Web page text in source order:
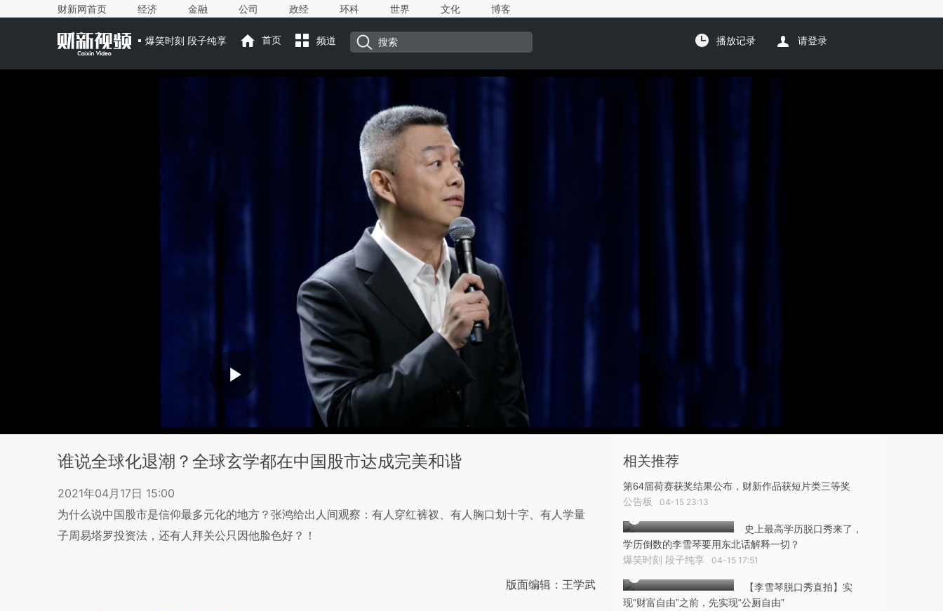
财新网首页 经济 金融 公司 政经 环科 世界 文化 博客
爆笑时刻 段子纯享 首页 频道 播放记录 请登录
谁说全球化退潮？全球玄学都在中国股市达成完美和谐
2021年04月17日 15:00
为什么说中国股市是信仰最多元化的地方？张鸿给出人间观察：有人穿红裤衩、有人胸口划十字、有人学量
子周易塔罗投资法，还有人拜关公只因他脸色好？！
版面编辑：王学武
相关推荐
第64届荷赛获奖结果公布，财新作品获短片类三等奖
公告板 04-15 23:13
史上最高学历脱口秀来了，
学历倒数的李雪琴要用东北话解释一切？
爆笑时刻 段子纯享 04-15 17:51
【李雪琴脱口秀直拍】实
现“财富自由”之前，先实现“公厕自由”